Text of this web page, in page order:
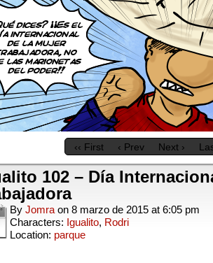
‹‹ First ‹ Prev Next ›
102 – Día
By Jomra on 8 marzo de 2015 at 6:05 pm
Characters: Igualito, Rodri
Location: parque